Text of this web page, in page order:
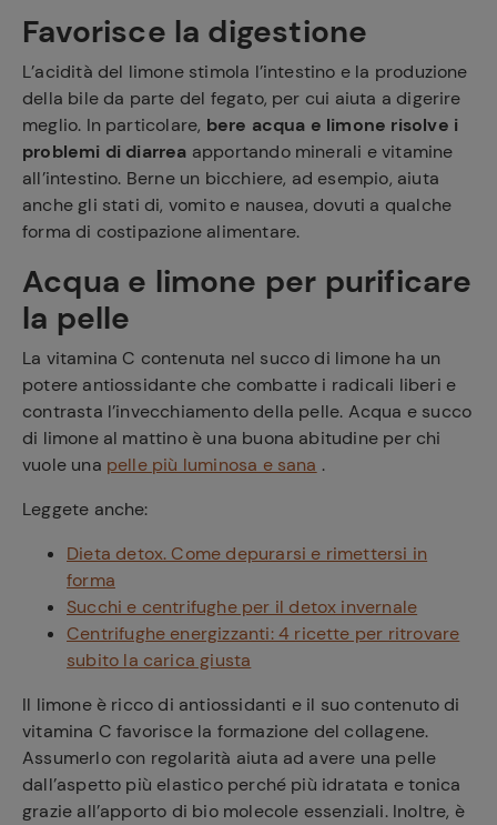
Favorisce la digestione
L’acidità del limone stimola l’intestino e la produzione
della bile da parte del fegato, per cui aiuta a digerire
meglio. In particolare, bere acqua e limone risolve i
problemi di diarrea apportando minerali e vitamine
all’intestino. Berne un bicchiere, ad esempio, aiuta
anche gli stati di, vomito e nausea, dovuti a qualche
forma di costipazione alimentare.
Acqua e limone per purificare
la pelle
La vitamina C contenuta nel succo di limone ha un
potere antiossidante che combatte i radicali liberi e
contrasta l’invecchiamento della pelle. Acqua e succo
di limone al mattino è una buona abitudine per chi
vuole una pelle più luminosa e sana .
Leggete anche:
Dieta detox. Come depurarsi e rimettersi in
forma
Succhi e centrifughe per il detox invernale
Centrifughe energizzanti: 4 ricette per ritrovare
subito la carica giusta
Il limone è ricco di antiossidanti e il suo contenuto di
vitamina C favorisce la formazione del collagene.
Assumerlo con regolarità aiuta ad avere una pelle
dall’aspetto più elastico perché più idratata e tonica
grazie all’apporto di bio molecole essenziali. Inoltre, è